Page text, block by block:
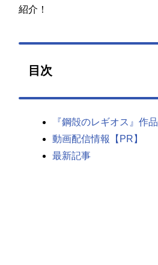
紹介！
目次
『鋼殻のレギオス』作
動画配信情報【PR】
最新記事